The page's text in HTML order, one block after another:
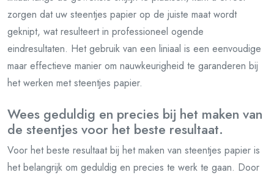
zorgen dat uw steentjes papier op de juiste maat wordt
geknipt, wat resulteert in professioneel ogende
eindresultaten. Het gebruik van een liniaal is een eenvoudige
maar effectieve manier om nauwkeurigheid te garanderen bij
het werken met steentjes papier.
Wees geduldig en precies bij het maken van
de steentjes voor het beste resultaat.
Voor het beste resultaat bij het maken van steentjes papier is
het belangrijk om geduldig en precies te werk te gaan. Door